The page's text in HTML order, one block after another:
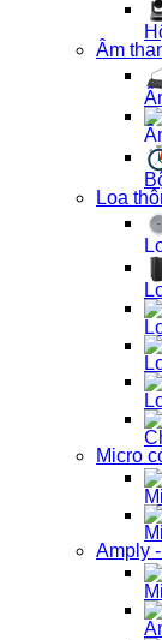
Âm
Loa
Micro
Amply